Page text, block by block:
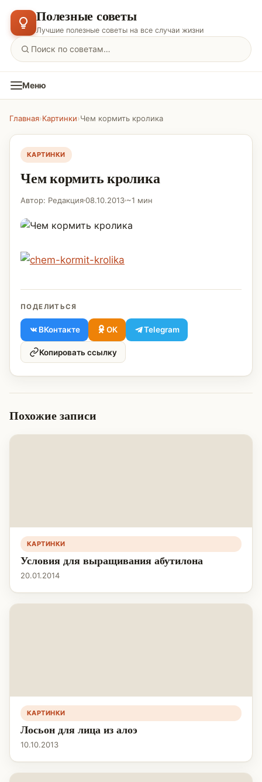
Полезные советы
Лучшие полезные советы на все случаи жизни
Меню
Главная›Картинки›Чем кормить кролика
КАРТИНКИ
Чем кормить кролика
Автор: Редакция08.10.2013 ~1 мин
ПОДЕЛИТЬСЯ
ВКонтакте ОК Telegram
Копировать ссылку
Похожие записи
КАРТИНКИ
Условия для выращивания абутилона
20.01.2014
КАРТИНКИ
Лосьон для лица из алоэ
10.10.2013